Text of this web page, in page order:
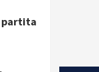
partita